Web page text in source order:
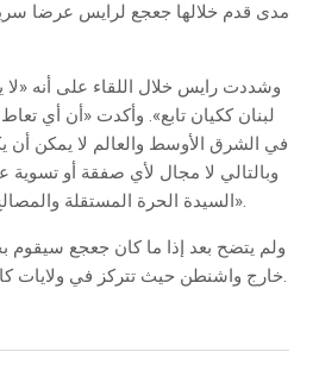
مدى قدم خلالها جعجع لرايس عرضا
وشددت رايس خلال اللقاء على أنه «لا
لبنان ككيان تابع». وأكدت «أن أي
في الشرق الأوسط والعالم لا يمكن أن
وبالتالي لا مجال لأي صفقة أو تسوية
السيدة الحرة المستقلة والمصالح الحيوية للشعب اللبناني».
ولم يتضح بعد إذا ما كان جعجع سيقوم
خارج واشنطن حيث تتركز في ولايات كاليفورنيا وميشيغن وأوهايو.